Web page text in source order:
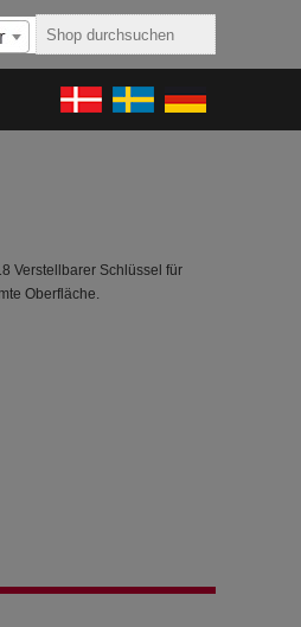
Verstellbarer Schlüssel für
Oberfläche.